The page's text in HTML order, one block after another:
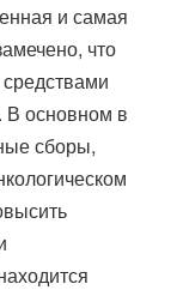
и самая
что
В основном в
сборы,